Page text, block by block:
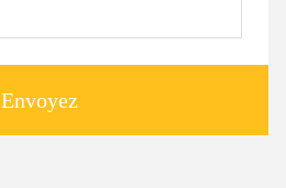
Envoyez